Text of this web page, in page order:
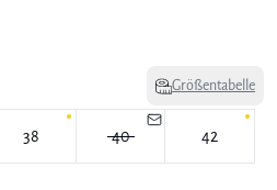
Größentabelle
38 40 42